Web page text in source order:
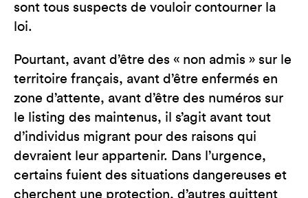
sont tous suspects de vouloir contourner la
loi.
Pourtant, avant d’être des « non admis » sur le
territoire français, avant d’être enfermés en
zone d’attente, avant d’être des numéros sur
le listing des maintenus, il s’agit avant tout
d’individus migrant pour des raisons qui
devraient leur appartenir. Dans l’urgence,
certains fuient des situations dangereuses et
cherchent une protection, d’autres quittent